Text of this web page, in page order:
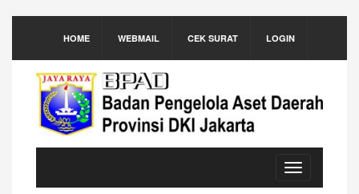
HOME WEBMAIL CEK SURAT LOGIN
Toggle
navigation